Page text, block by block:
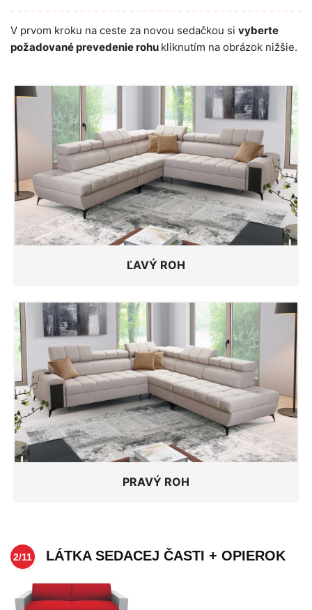
V prvom kroku na ceste za novou sedačkou si vyberte
požadované prevedenie rohu kliknutím na obrázok nižšie.
ĽAVÝ ROH
PRAVÝ ROH
2/11 LÁTKA SEDACEJ ČASTI + OPIEROK